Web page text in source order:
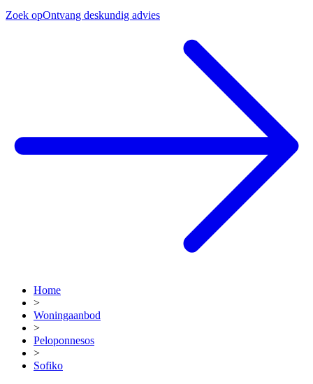
Zoek opOntvang deskundig advies
Home
>
Woningaanbod
>
Peloponnesos
>
Sofiko